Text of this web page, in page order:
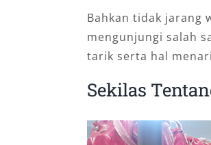
Bahkan tidak jarang
mengunjungi salah
tarik serta hal
Sekilas